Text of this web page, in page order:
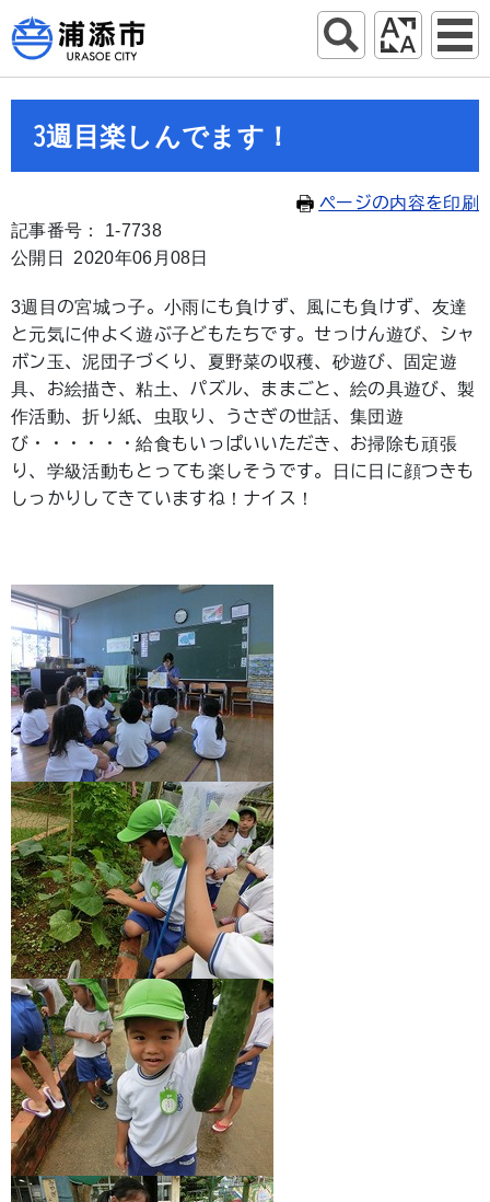
3週目楽しんでます！
ページの内容を印刷
記事番号： 1-7738
公開日 2020年06月08日
3週目の宮城っ子。小雨にも負けず、風にも負けず、友達
と元気に仲よく遊ぶ子どもたちです。せっけん遊び、シャ
ボン玉、泥団子づくり、夏野菜の収穫、砂遊び、固定遊
具、お絵描き、粘土、パズル、ままごと、絵の具遊び、製
作活動、折り紙、虫取り、うさぎの世話、集団遊
び・・・・・・給食もいっぱいいただき、お掃除も頑張
り、学級活動もとっても楽しそうです。日に日に顔つきも
しっかりしてきていますね！ナイス！